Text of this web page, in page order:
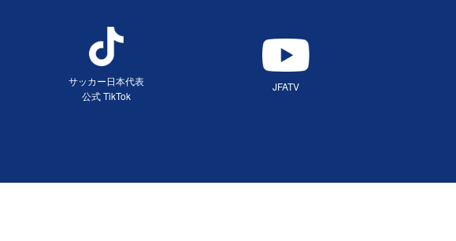
サッカー日本代表
公式 TikTok
JFATV